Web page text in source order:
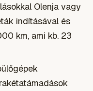
Olenja vagy
indításával és
km, ami kb. 23